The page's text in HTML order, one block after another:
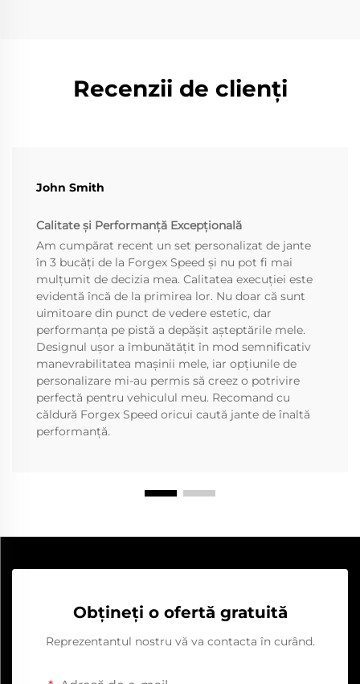
Recenzii de clienți
John Smith
Calitate și Performanță Excepțională
Am cumpărat recent un set personalizat de jante
în 3 bucăți de la Forgex Speed și nu pot fi mai
mulțumit de decizia mea. Calitatea execuției este
evidentă încă de la primirea lor. Nu doar că sunt
uimitoare din punct de vedere estetic, dar
performanța pe pistă a depășit așteptările mele.
Designul ușor a îmbunătățit în mod semnificativ
manevrabilitatea mașinii mele, iar opțiunile de
personalizare mi-au permis să creez o potrivire
perfectă pentru vehiculul meu. Recomand cu
căldură Forgex Speed oricui caută jante de înaltă
performanță.
Obțineți o ofertă gratuită
Reprezentantul nostru vă va contacta în curând.